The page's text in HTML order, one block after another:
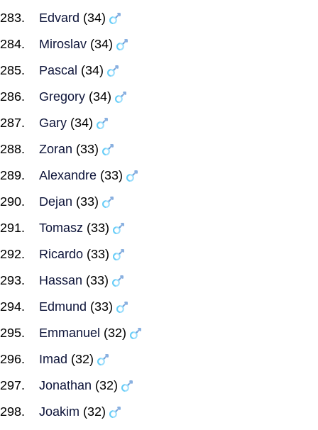
Edvard (34)
Miroslav (34)
Pascal (34)
Gregory (34)
Gary (34)
Zoran (33)
Alexandre (33)
Dejan (33)
Tomasz (33)
Ricardo (33)
Hassan (33)
Edmund (33)
Emmanuel (32)
Imad (32)
Jonathan (32)
Joakim (32)